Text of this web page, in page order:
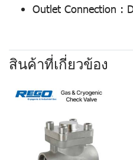
Outlet Connection :
สินค้าที่เกี่ยวข้อง